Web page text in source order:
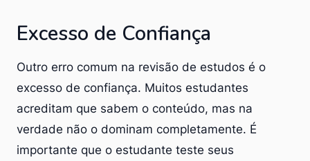
Excesso de Confiança
Outro erro comum na revisão de estudos é o
excesso de confiança. Muitos estudantes
acreditam que sabem o conteúdo, mas na
verdade não o dominam completamente. É
importante que o estudante teste seus